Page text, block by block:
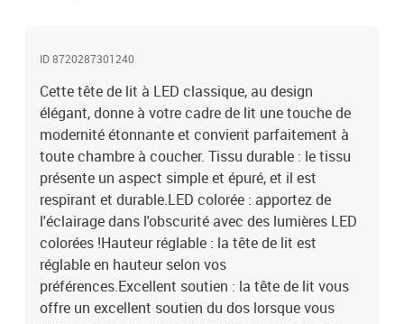
ID 8720287301240
Cette tête de lit à LED classique, au design
élégant, donne à votre cadre de lit une touche de
modernité étonnante et convient parfaitement à
toute chambre à coucher. Tissu durable : le tissu
présente un aspect simple et épuré, et il est
respirant et durable.LED colorée : apportez de
l'éclairage dans l'obscurité avec des lumières LED
colorées !Hauteur réglable : la tête de lit est
réglable en hauteur selon vos
préférences.Excellent soutien : la tête de lit vous
offre un excellent soutien du dos lorsque vous